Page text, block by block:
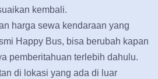
kembali.
harga sewa kendaraan yang
Happy Bus, bisa berubah kapan
pemberitahuan terlebih dahulu.
di lokasi yang ada di luar